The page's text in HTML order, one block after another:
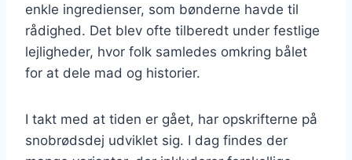
enkle ingredienser, som bønderne havde til
rådighed. Det blev ofte tilberedt under festlige
lejligheder, hvor folk samledes omkring bålet
for at dele mad og historier.
I takt med at tiden er gået, har opskrifterne på
snobrødsdej udviklet sig. I dag findes der